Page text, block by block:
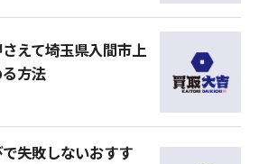
えて埼玉県入間市上
方法
失敗しないおすす